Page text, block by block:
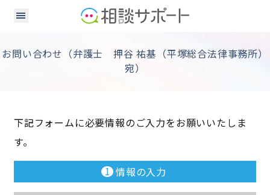
お問い合わせ（弁護士 押谷 祐基（平塚総合法律事務所）
宛）
下記フォームに必要情報のご入力をお願いいたしま
す。
1 情報の入力